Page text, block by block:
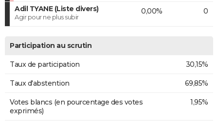
Adil TYANE (Liste divers)
Agir pour ne plus subir
0,00% 0
Participation au scrutin
Taux de participation 30,15%
Taux d'abstention 69,85%
Votes blancs (en pourcentage des votes
exprimés)
1,95%